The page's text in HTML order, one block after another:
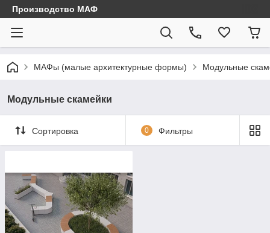
Производство МАФ
МАФы (малые архитектурные формы) Модульные
Модульные скамейки
Сортировка 0 Фильтры